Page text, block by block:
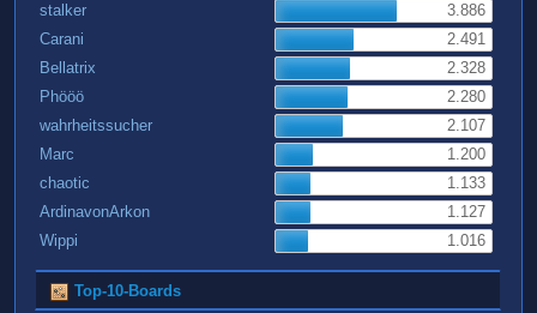
stalker
3.886
Carani
2.491
Bellatrix
2.328
Phööö
2.280
wahrheitssucher
2.107
Marc
1.200
chaotic
1.133
ArdinavonArkon
1.127
Wippi
1.016
Top-10-Boards